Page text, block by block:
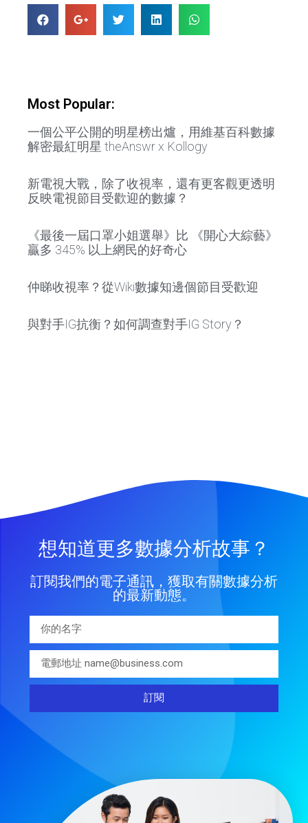
Most Popular:
一個公平公開的明星榜出爐，用維基百科數據
解密最紅明星 theAnswr x Kollogy
新電視大戰，除了收視率，還有更客觀更透明
反映電視節目受歡迎的數據？
《最後一屆口罩小姐選舉》比 《開心大綜藝》
贏多 345% 以上網民的好奇心
仲睇收視率？從Wiki數據知邊個節目受歡迎
與對手IG抗衡？如何調查對手IG Story？
想知道更多數據分析故事？
訂閱我們的電子通訊，獲取有關數據分析
的最新動態。
訂閱